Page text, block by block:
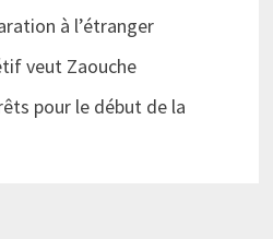
à l’étranger
veut Zaouche
pour le début de la